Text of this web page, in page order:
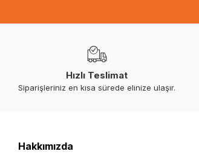
Hızlı Teslimat
Siparişleriniz en kısa sürede elinize ulaşır.
Hakkımızda